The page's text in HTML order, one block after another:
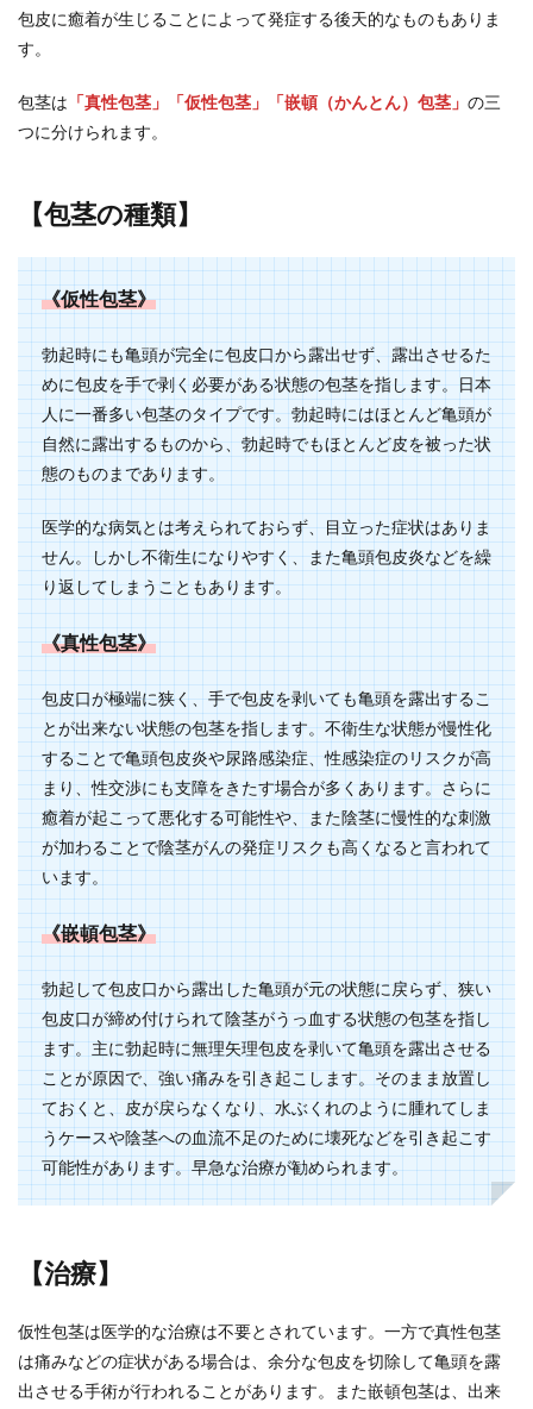
包皮に癒着が生じることによって発症する後天的なものもありま
す。
包茎は 「真性包茎」「仮性包茎」「嵌頓（かんとん）包茎」 の三
つに分けられます。
【包茎の種類】
《仮性包茎》
勃起時にも亀頭が完全に包皮口から露出せず、露出させるた
めに包皮を手で剥く必要がある状態の包茎を指します。日本
人に一番多い包茎のタイプです。勃起時にはほとんど亀頭が
自然に露出するものから、勃起時でもほとんど皮を被った状
態のものまであります。
医学的な病気とは考えられておらず、目立った症状はありま
せん。しかし不衛生になりやすく、また亀頭包皮炎などを繰
り返してしまうこともあります。
《真性包茎》
包皮口が極端に狭く、手で包皮を剥いても亀頭を露出するこ
とが出来ない状態の包茎を指します。不衛生な状態が慢性化
することで亀頭包皮炎や尿路感染症、性感染症のリスクが高
まり、性交渉にも支障をきたす場合が多くあります。さらに
癒着が起こって悪化する可能性や、また陰茎に慢性的な刺激
が加わることで陰茎がんの発症リスクも高くなると言われて
います。
《嵌頓包茎》
勃起して包皮口から露出した亀頭が元の状態に戻らず、狭い
包皮口が締め付けられて陰茎がうっ血する状態の包茎を指し
ます。主に勃起時に無理矢理包皮を剥いて亀頭を露出させる
ことが原因で、強い痛みを引き起こします。そのまま放置し
ておくと、皮が戻らなくなり、水ぶくれのように腫れてしま
うケースや陰茎への血流不足のために壊死などを引き起こす
可能性があります。早急な治療が勧められます。
【治療】
仮性包茎は医学的な治療は不要とされています。一方で真性包茎
は痛みなどの症状がある場合は、余分な包皮を切除して亀頭を露
出させる手術が行われることがあります。また嵌頓包茎は、出来